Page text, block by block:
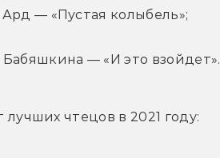
Ард — «Пустая колыбель»;
— «И это взойдет».
лучших чтецов в 2021 году: